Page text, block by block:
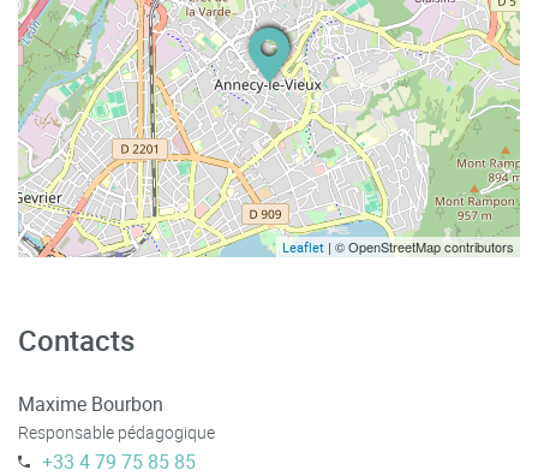
Leaflet | © OpenStreetMap contributors
Contacts
Maxime Bourbon
Responsable pédagogique
+33 4 79 75 85 85